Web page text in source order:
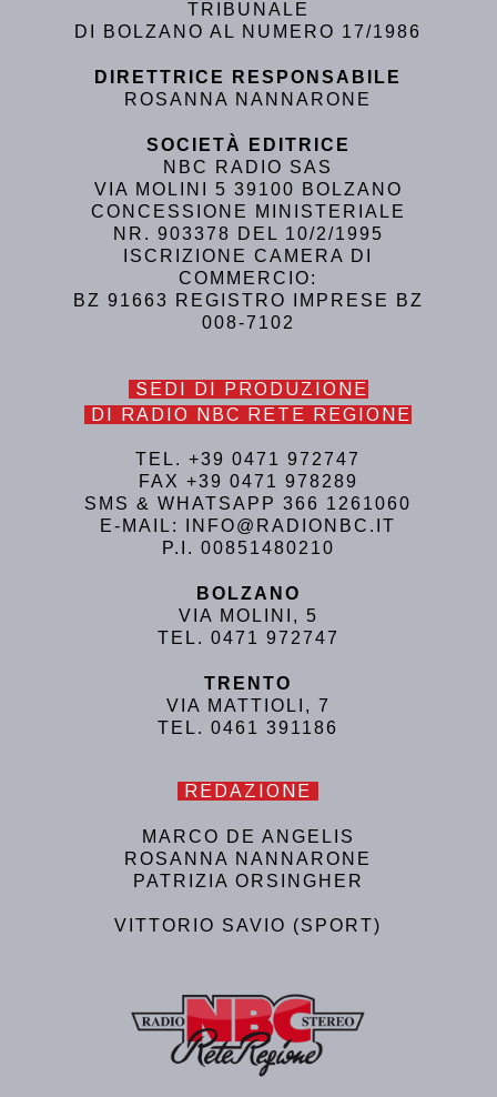
TRIBUNALE
DI BOLZANO AL NUMERO 17/1986
DIRETTRICE RESPONSABILE
ROSANNA NANNARONE
SOCIETÀ EDITRICE
NBC RADIO SAS
VIA MOLINI 5 39100 BOLZANO
CONCESSIONE MINISTERIALE
NR. 903378 DEL 10/2/1995
ISCRIZIONE CAMERA DI
COMMERCIO:
BZ 91663 REGISTRO IMPRESE BZ
008-7102
SEDI DI PRODUZIONE
DI RADIO NBC RETE REGIONE
TEL. +39 0471 972747
FAX +39 0471 978289
SMS & WHATSAPP 366 1261060
E-MAIL: INFO@RADIONBC.IT
P.I. 00851480210
BOLZANO
VIA MOLINI, 5
TEL. 0471 972747
TRENTO
VIA MATTIOLI, 7
TEL. 0461 391186
REDAZIONE
MARCO DE ANGELIS
ROSANNA NANNARONE
PATRIZIA ORSINGHER
VITTORIO SAVIO (SPORT)